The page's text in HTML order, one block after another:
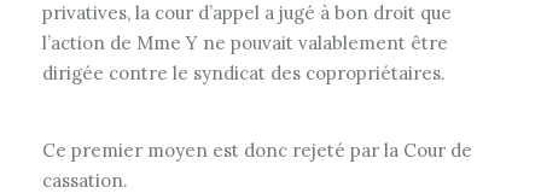
privatives, la cour d’appel a jugé à bon droit que
l’action de Mme Y ne pouvait valablement être
dirigée contre le syndicat des copropriétaires.
Ce premier moyen est donc rejeté par la Cour de
cassation.